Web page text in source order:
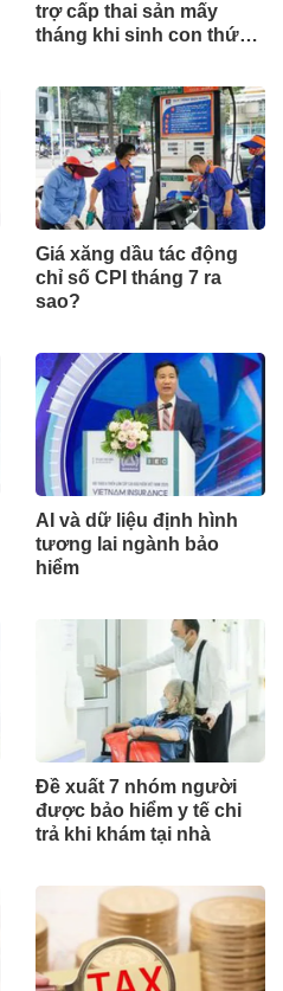
trợ cấp thai sản mấy
tháng khi sinh con thứ
Giá xăng dầu tác động
chỉ số CPI tháng 7 ra
sao?
AI và dữ liệu định hình
tương lai ngành bảo
hiểm
Đề xuất 7 nhóm người
được bảo hiểm y tế chi
trả khi khám tại nhà